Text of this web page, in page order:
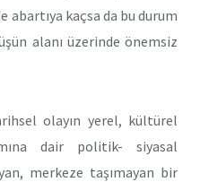
abartıya kaçsa da bu durum
alanı üzerinde önemsiz
olayın yerel, kültürel
dair politik- siyasal
merkeze taşımayan bir